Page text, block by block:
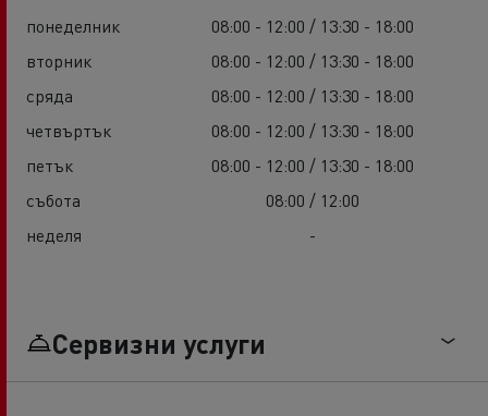
понеделник
08:00 - 12:00 / 13:30 - 18:00
вторник
08:00 - 12:00 / 13:30 - 18:00
сряда
08:00 - 12:00 / 13:30 - 18:00
четвъртък
08:00 - 12:00 / 13:30 - 18:00
петък
08:00 - 12:00 / 13:30 - 18:00
събота
08:00 / 12:00
неделя
-
Сервизни услуги